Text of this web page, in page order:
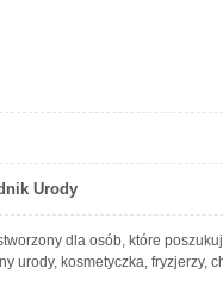
Urody
dla osób, które
urody, kosmetyczka, fryzjerzy,